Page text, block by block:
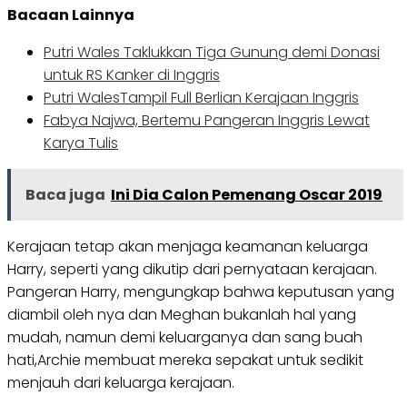
Bacaan Lainnya
Putri Wales Taklukkan Tiga Gunung demi Donasi
untuk RS Kanker di Inggris
Putri WalesTampil Full Berlian Kerajaan Inggris
Fabya Najwa, Bertemu Pangeran Inggris Lewat
Karya Tulis
Baca juga Ini Dia Calon Pemenang Oscar 2019
Kerajaan tetap akan menjaga keamanan keluarga
Harry, seperti yang dikutip dari pernyataan kerajaan.
Pangeran Harry, mengungkap bahwa keputusan yang
diambil oleh nya dan Meghan bukanlah hal yang
mudah, namun demi keluarganya dan sang buah
hati,Archie membuat mereka sepakat untuk sedikit
menjauh dari keluarga kerajaan.